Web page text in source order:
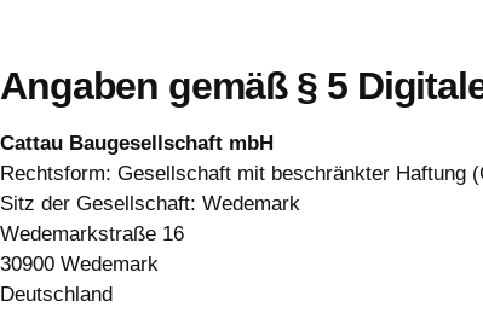
Angaben gemäß § 5
Cattau Baugesellschaft mbH
Rechtsform: Gesellschaft mit beschränkter Haftung
Sitz der Gesellschaft: Wedemark
Wedemarkstraße 16
30900 Wedemark
Deutschland